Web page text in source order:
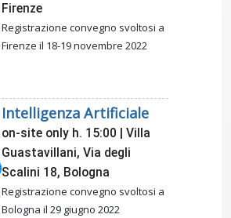
Firenze
Registrazione convegno svoltosi a
Firenze il 18-19 novembre 2022
Intelligenza Artificiale
on-site only h. 15:00 | Villa
Guastavillani, Via degli
Scalini 18, Bologna
Registrazione convegno svoltosi a
Bologna il 29 giugno 2022